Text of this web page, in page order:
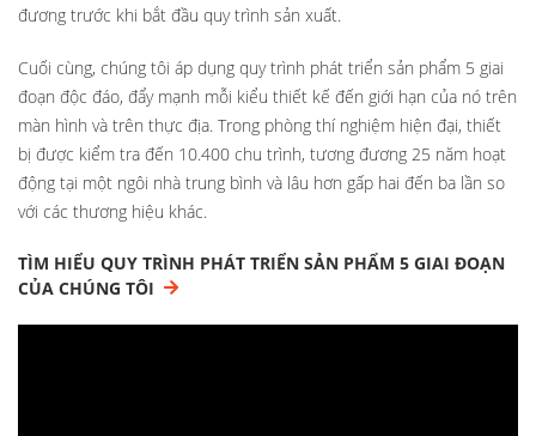
đương trước khi bắt đầu quy trình sản xuất.
Cuối cùng, chúng tôi áp dụng quy trình phát triển sản phẩm 5 giai
đoạn độc đáo, đẩy mạnh mỗi kiểu thiết kế đến giới hạn của nó trên
màn hình và trên thực địa. Trong phòng thí nghiệm hiện đại, thiết
bị được kiểm tra đến 10.400 chu trình, tương đương 25 năm hoạt
động tại một ngôi nhà trung bình và lâu hơn gấp hai đến ba lần so
với các thương hiệu khác.
TÌM HIỂU QUY TRÌNH PHÁT TRIỂN SẢN PHẨM 5 GIAI ĐOẠN
CỦA CHÚNG TÔI